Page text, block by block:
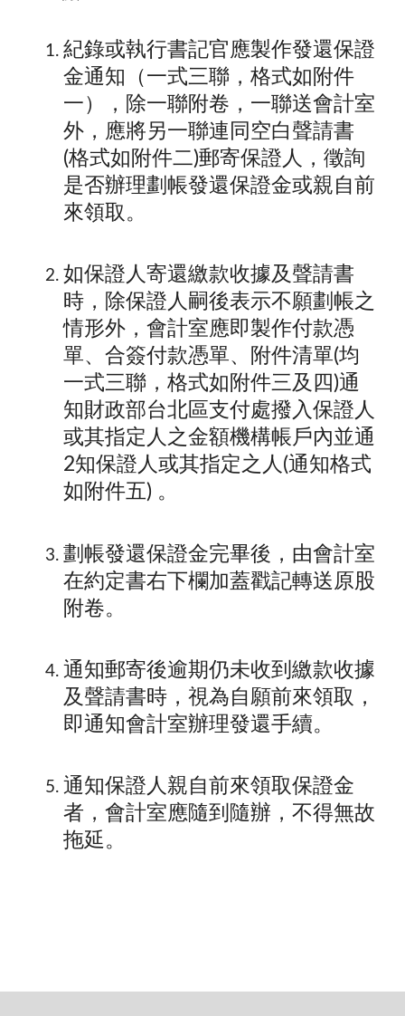
紀錄或執行書記官應製作發還保證
金通知（一式三聯，格式如附件
一），除一聯附卷，一聯送會計室
外，應將另一聯連同空白聲請書
(格式如附件二)郵寄保證人，徵詢
是否辦理劃帳發還保證金或親自前
來領取。
如保證人寄還繳款收據及聲請書
時，除保證人嗣後表示不願劃帳之
情形外，會計室應即製作付款憑
單、合簽付款憑單、附件清單(均
一式三聯，格式如附件三及四)通
知財政部台北區支付處撥入保證人
或其指定人之金額機構帳戶內並通
2知保證人或其指定之人(通知格式
如附件五) 。
劃帳發還保證金完畢後，由會計室
在約定書右下欄加蓋戳記轉送原股
附卷。
通知郵寄後逾期仍未收到繳款收據
及聲請書時，視為自願前來領取，
即通知會計室辦理發還手續。
通知保證人親自前來領取保證金
者，會計室應隨到隨辦，不得無故
拖延。